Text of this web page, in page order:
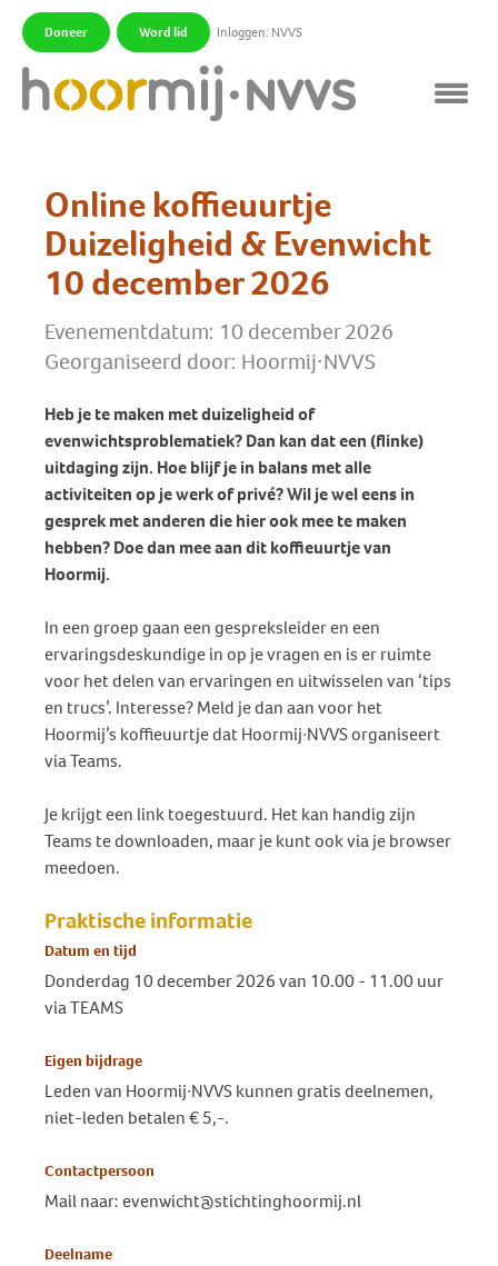
Doneer Word lid Inloggen: NVVS
Online koffieuurtje
Duizeligheid & Evenwicht
10 december 2026
Evenementdatum: 10 december 2026
Georganiseerd door: Hoormij∙NVVS
Heb je te maken met duizeligheid of
evenwichtsproblematiek? Dan kan dat een (flinke)
uitdaging zijn. Hoe blijf je in balans met alle
activiteiten op je werk of privé? Wil je wel eens in
gesprek met anderen die hier ook mee te maken
hebben? Doe dan mee aan dit koffieuurtje van
Hoormij.
In een groep gaan een gespreksleider en een
ervaringsdeskundige in op je vragen en is er ruimte
voor het delen van ervaringen en uitwisselen van ‘tips
en trucs’. Interesse? Meld je dan aan voor het
Hoormij’s koffieuurtje dat Hoormij∙NVVS organiseert
via Teams.
Je krijgt een link toegestuurd. Het kan handig zijn
Teams te downloaden, maar je kunt ook via je browser
meedoen.
Praktische informatie
Datum en tijd
Donderdag 10 december 2026 van 10.00 - 11.00 uur
via TEAMS
Eigen bijdrage
Leden van Hoormij∙NVVS kunnen gratis deelnemen,
niet-leden betalen € 5,-.
Contactpersoon
Mail naar: evenwicht@stichtinghoormij.nl
Deelname